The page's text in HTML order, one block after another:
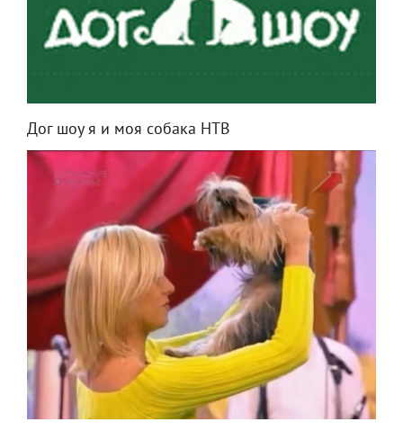
Дог шоу я и моя собака НТВ